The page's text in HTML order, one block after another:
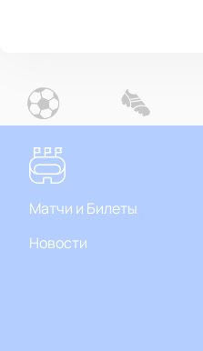
Матчи и Билеты
Новости